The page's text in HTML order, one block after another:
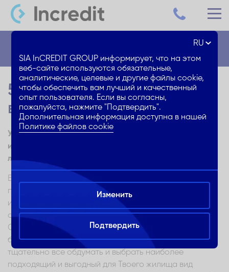
5 видов отопления:
выбирай самое выгодное!
Узнай больше о плюсах и минусах 5 видов отопления
и калькуляторов расходов на отопление, и выбери
лучшее решение для Твоего дома
Если Ты живешь в многоквартирном доме, то Тебе
приходится считаться с тем, какой вид отопления
используется во всем доме – нужно просто
согласиться на него, ведь выбора обычно не бывает.
Однако, если Ты уже живешь в частном доме или этот
большой шаг у Тебя еще впереди, Ты можешь
тщательно все обдумать и выбрать наиболее
подходящий и выгодный для Твоего жилища вид
RU
SIA InCREDIT GROUP информирует, что на этом
веб-сайте используются обязательные,
аналитические, целевые и другие файлы cookie,
чтобы обеспечить вам лучший и качественный
опыт пользователя. Если вы согласны,
пожалуйста, нажмите "Подтвердить".
Дополнительная информация доступна в нашей
Политике файлов cookie
Изменить
Подтвердить